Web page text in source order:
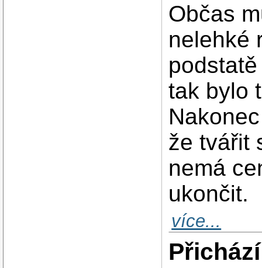
Občas
nelehké
tak bylo
že tvářit
nemá
ukončit.
více...